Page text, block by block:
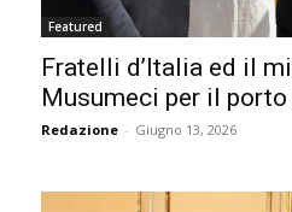
Featured
Fratelli d’Italia ed il
Musumeci per il
Redazione - Giugno 13, 2026